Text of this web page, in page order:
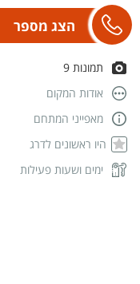
תמונות 9
אודות המקום
מאפייני המתחם
היו ראשונים לדרג
ימים ושעות פעילות